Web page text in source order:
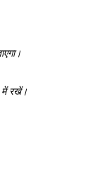
में रखें।